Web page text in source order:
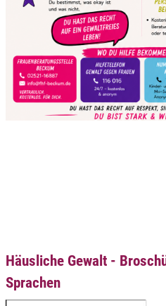
Häusliche Gewalt -
Sprachen